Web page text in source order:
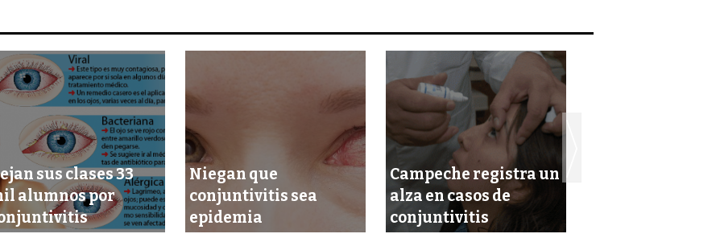
sus clases 33
alumnos por
Niegan que
conjuntivitis sea
epidemia
Campeche registra un
alza en casos de
conjuntivitis